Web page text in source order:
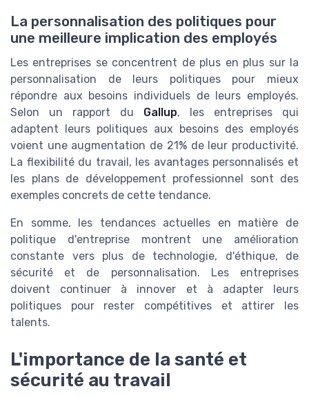
La personnalisation des politiques pour
une meilleure implication des employés
Les entreprises se concentrent de plus en plus sur la
personnalisation de leurs politiques pour mieux
répondre aux besoins individuels de leurs employés.
Selon un rapport du Gallup, les entreprises qui
adaptent leurs politiques aux besoins des employés
voient une augmentation de 21% de leur productivité.
La flexibilité du travail, les avantages personnalisés et
les plans de développement professionnel sont des
exemples concrets de cette tendance.
En somme, les tendances actuelles en matière de
politique d'entreprise montrent une amélioration
constante vers plus de technologie, d'éthique, de
sécurité et de personnalisation. Les entreprises
doivent continuer à innover et à adapter leurs
politiques pour rester compétitives et attirer les
talents.
L'importance de la santé et
sécurité au travail